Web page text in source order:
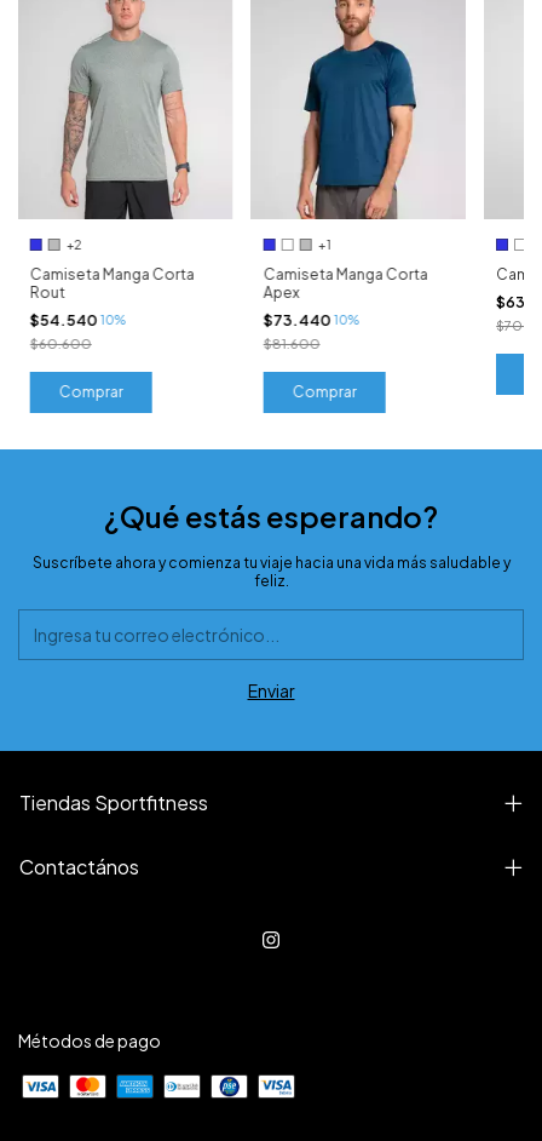
+2
Camiseta Manga Corta
Rout
$54.540 10%
$60.600
Comprar
+1
Camiseta Manga Corta
Apex
$73.440 10%
$81.600
Comprar
¿Qué estás esperando?
Suscríbete ahora y comienza tu viaje hacia una vida más saludable y
feliz.
Tiendas Sportfitness
Contactános
Métodos de pago